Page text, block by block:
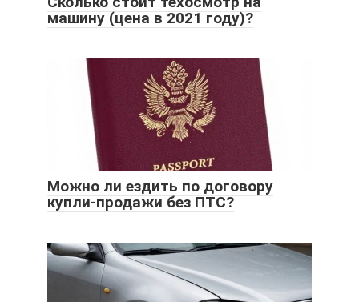
машину (цена в 2021 году)?
Можно ли ездить по договору
купли-продажи без ПТС?